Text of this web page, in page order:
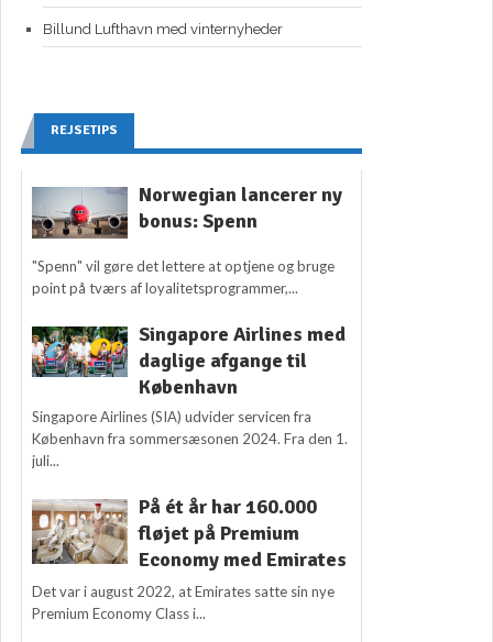
Billund Lufthavn med vinternyheder
REJSETIPS
Norwegian lancerer ny
bonus: Spenn
"Spenn" vil gøre det lettere at optjene og bruge
point på tværs af loyalitetsprogrammer,...
Singapore Airlines med
daglige afgange til
København
Singapore Airlines (SIA) udvider servicen fra
København fra sommersæsonen 2024. Fra den 1.
juli...
På ét år har 160.000
fløjet på Premium
Economy med Emirates
Det var i august 2022, at Emirates satte sin nye
Premium Economy Class i...